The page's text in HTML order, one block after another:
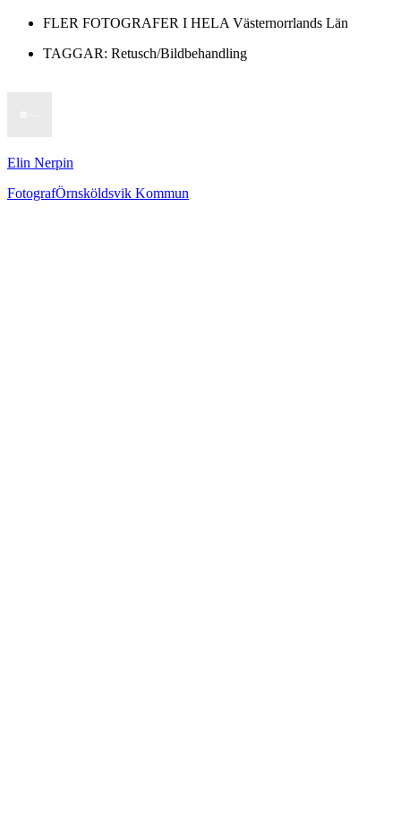
FLER FOTOGRAFER I HELA Västernorrlands Län
TAGGAR: Retusch/Bildbehandling
Elin Nerpin
FotografÖrnsköldsvik Kommun